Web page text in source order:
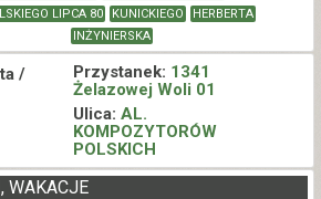
LIPCA 80
KUNICKIEGO
HERBERTA
INŻYNIERSKA
/
Przystanek: 1341
Żelazowej Woli 01
Ulica: AL.
KOMPOZYTORÓW
POLSKICH
WAKACJE